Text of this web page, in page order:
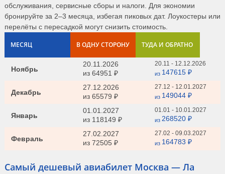
обслуживания, сервисные сборы и налоги. Для экономии
бронируйте за 2–3 месяца, избегая пиковых дат. Лоукостеры или
перелёты с пересадкой могут снизить стоимость.
МЕСЯЦ В ОДНУ СТОРОНУ ТУДА И ОБРАТНО
Ноябрь
20.11.2026
из 64951 ₽
20.11 - 12.12.2026
из 147615 ₽
Декабрь
27.12.2026
из 65579 ₽
27.12 - 12.01.2027
из 149044 ₽
Январь
01.01.2027
из 118149 ₽
01.01 - 10.01.2027
из 268520 ₽
Февраль
27.02.2027
из 72505 ₽
27.02 - 09.03.2027
из 164783 ₽
Самый дешевый авиабилет Москва — Ла